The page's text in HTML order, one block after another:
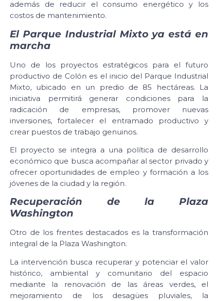
además de reducir el consumo energético y los
costos de mantenimiento.
El Parque Industrial Mixto ya está en
marcha
Uno de los proyectos estratégicos para el futuro
productivo de Colón es el inicio del Parque Industrial
Mixto, ubicado en un predio de 85 hectáreas. La
iniciativa permitirá generar condiciones para la
radicación de empresas, promover nuevas
inversiones, fortalecer el entramado productivo y
crear puestos de trabajo genuinos.
El proyecto se integra a una política de desarrollo
económico que busca acompañar al sector privado y
ofrecer oportunidades de empleo y formación a los
jóvenes de la ciudad y la región.
Recuperación de la Plaza
Washington
Otro de los frentes destacados es la transformación
integral de la Plaza Washington.
La intervención busca recuperar y potenciar el valor
histórico, ambiental y comunitario del espacio
mediante la renovación de las áreas verdes, el
mejoramiento de los desagües pluviales, la